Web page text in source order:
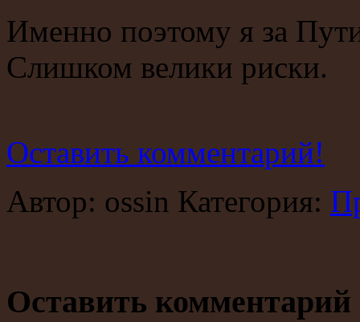
Именно поэтому я за
Слишком велики риски.
Оставить комментарий!
Автор: ossin Категория:
Оставить комментарий